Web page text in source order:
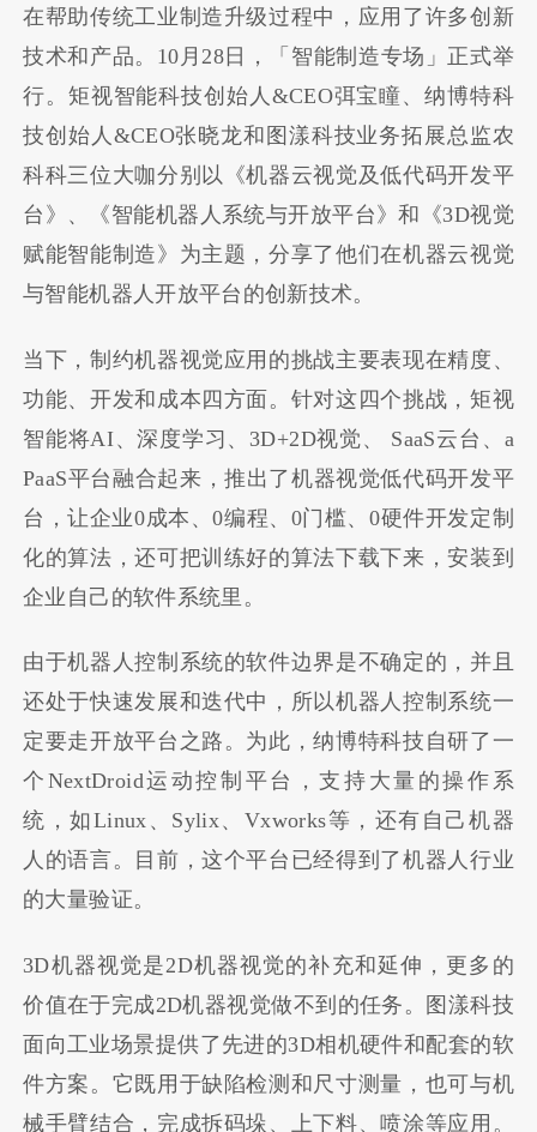
在帮助传统工业制造升级过程中，应用了许多创新
技术和产品。10月28日，「智能制造专场」正式举
行。矩视智能科技创始人&CEO弭宝瞳、纳博特科
技创始人&CEO张晓龙和图漾科技业务拓展总监农
科科三位大咖分别以《机器云视觉及低代码开发平
台》、《智能机器人系统与开放平台》和《3D视觉
赋能智能制造》为主题，分享了他们在机器云视觉
与智能机器人开放平台的创新技术。
当下，制约机器视觉应用的挑战主要表现在精度、
功能、开发和成本四方面。针对这四个挑战，矩视
智能将AI、深度学习、3D+2D视觉、 SaaS云台、a
PaaS平台融合起来，推出了机器视觉低代码开发平
台，让企业0成本、0编程、0门槛、0硬件开发定制
化的算法，还可把训练好的算法下载下来，安装到
企业自己的软件系统里。
由于机器人控制系统的软件边界是不确定的，并且
还处于快速发展和迭代中，所以机器人控制系统一
定要走开放平台之路。为此，纳博特科技自研了一
个NextDroid运动控制平台，支持大量的操作系
统，如Linux、Sylix、Vxworks等，还有自己机器
人的语言。目前，这个平台已经得到了机器人行业
的大量验证。
3D机器视觉是2D机器视觉的补充和延伸，更多的
价值在于完成2D机器视觉做不到的任务。图漾科技
面向工业场景提供了先进的3D相机硬件和配套的软
件方案。它既用于缺陷检测和尺寸测量，也可与机
械手臂结合，完成拆码垛、上下料、喷涂等应用。